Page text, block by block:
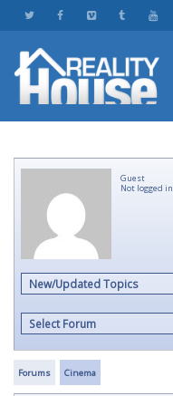
Guest
Not logged in
New/Updated Topics
Select Forum
Forums Cinema